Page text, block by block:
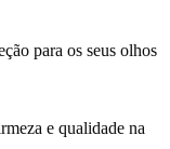
para os seus olhos
e qualidade na